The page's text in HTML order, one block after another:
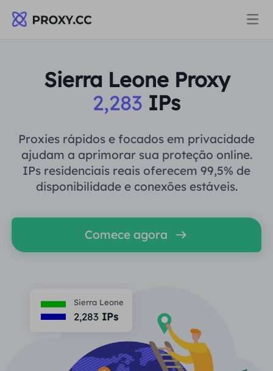
Proxies
PROCURAÇÃO RESIDENCIAL
Proxy residencial estático
Proxy Residencial Ilimitado
Proxy ISP de longa duração
PROCURAÇÃO RESIDENCIAL
Procuração Residencial $0.8/GB
Proxy residencial estático $0.28/IP/Dia
Agente de data center estático
Proxy ISP de longa duração $1.4
Data for AI
POR CASO DE USO
Proteção da marca
Monitoramento de SEO
Recursos
Programa de afiliados
Parceiros
Aprender
Perguntas frequentes
Sierra Leone Proxy
2,283 IPs
Proxies rápidos e focados em privacidade
ajudam a aprimorar sua proteção online.
IPs residenciais reais oferecem 99,5% de
disponibilidade e conexões estáveis.
Comece agora
Sierra Leone
2,283IPs